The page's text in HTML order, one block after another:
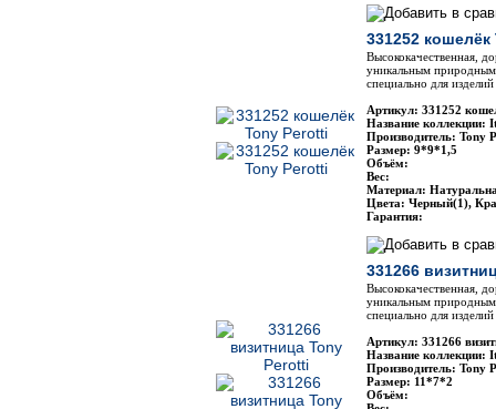
331252
Высококачественная,
уникальным
специально для
Артикул: 331252
Название коллекции:
Производитель: Tony
Размер: 9*9*1,5
Объём:
Вес:
Материал:
Цвета: Черный(1),
Гарантия:
331266
Высококачественная,
уникальным
специально для
Артикул: 331266
Название коллекции:
Производитель: Tony
Размер: 11*7*2
Объём: